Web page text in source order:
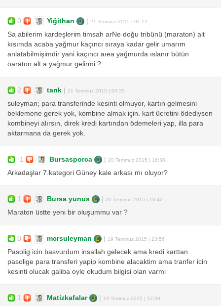
0 Yiğithan 21 Temmuz 2015 | 01:12
Sa abilerim kardeşlerim timsah arNe doğu tribünü (maraton) alt
kısımda acaba yağmur kaçıncı sıraya kadar gelir umarım
anlatabilmişimdir yani kaçıncı aıea yağmurda ıslanır bütün
öaraton alt a yağmur gelirmi ?
2 tarık 21 Temmuz 2015 | 00:35
suleyman; para transferinde kesinti olmuyor, kartın gelmesini
beklemene gerek yok, kombine almak için. kart ücretini ödediysen
kombineyi alırsın, direk kredi kartından ödemeleri yap, illa para
aktarmana da gerek yok.
-1 Bursasporca 20 Temmuz 2015 | 16:38
Arkadaşlar 7.kategori Güney kale arkası mı oluyor?
1 Bursa yunus 20 Temmuz 2015 | 10:42
Maraton üstte yeni bir oluşummu var ?
0 mcrsuleyman 19 Temmuz 2015 | 23:56
Pasolig icin basvurdum insallah gelecek ama kredi karttan
pasolige para transferi yapip kombine alacaktim ama tranfer icin
kesinti olucak galiba oyle okudum bilgisi olan varmi
1 Matizkafalar 19 Temmuz 2015 | 12:09